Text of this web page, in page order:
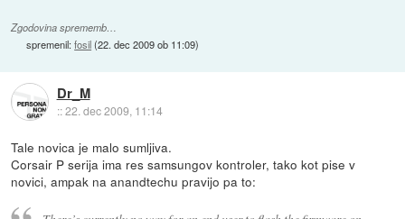
Zgodovina sprememb…
spremenil:fosil(22. dec 2009 ob 11:09)
Dr_M
::22. dec 2009, 11:14
Tale novica je malo sumljiva.
Corsair P serija ima res samsungov kontroler, tako kot pise v
novici, ampak na anandtechu pravijo pa to: